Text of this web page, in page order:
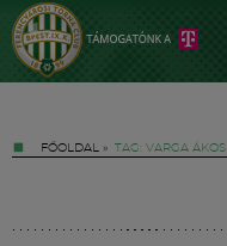
FŐOLDAL » TAG: VARGA ÁKOS